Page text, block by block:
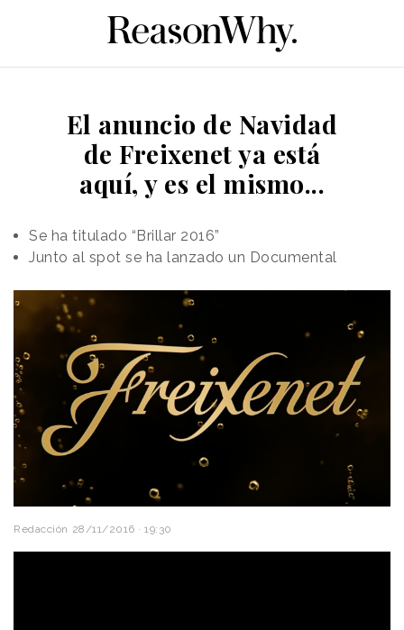
El anuncio de Navidad
de Freixenet ya está
aquí, y es el mismo...
Se ha titulado “Brillar 2016”
Junto al spot se ha lanzado un Documental
Redacción 28/11/2016 · 19:30